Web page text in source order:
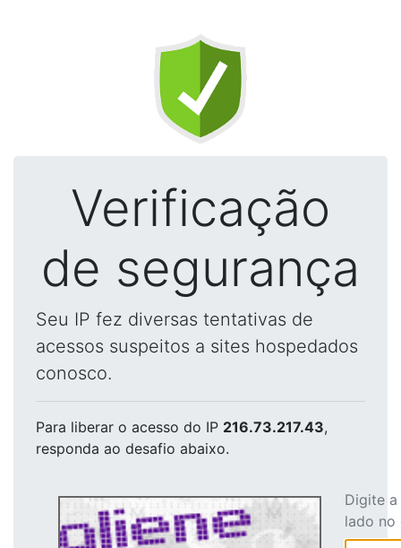
Verificação
de segurança
Seu IP fez diversas tentativas de
acessos suspeitos a sites hospedados
conosco.
Para liberar o acesso do IP 216.73.217.43,
responda ao desafio abaixo.
Digite
lado no